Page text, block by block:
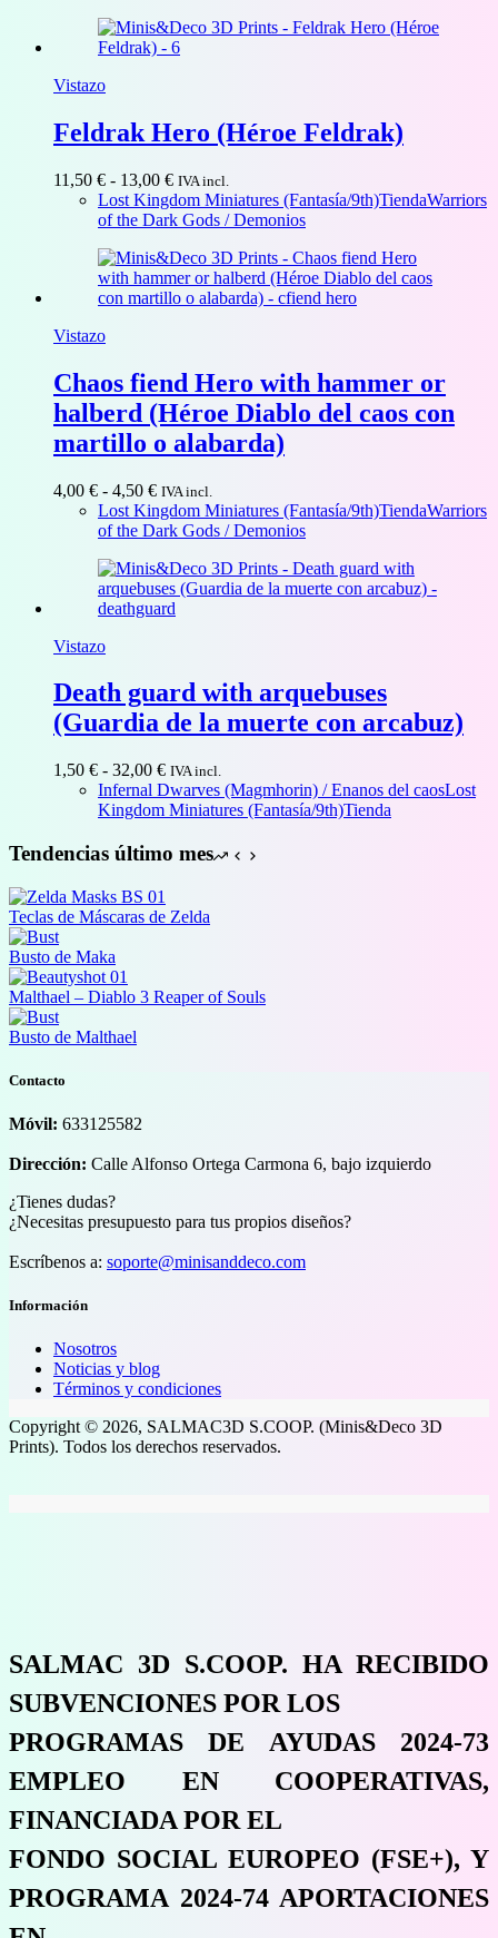
42,00 €
hasta
Vistazo
Feldrak Hero (Héroe Feldrak)
11,50 € - 13,00 €Rango
de
precios:
11,50 €
hasta
13,00 €
IVA incl.
Lost Kingdom Miniatures (Fantasía/9th)TiendaWarriors
of the Dark Gods / Demonios
Vistazo
Chaos fiend Hero with hammer or
halberd (Héroe Diablo del caos con
martillo o alabarda)
4,00 € - 4,50 €Rango
de
precios:
4,00 €
hasta
4,50 €
IVA incl.
Lost Kingdom Miniatures (Fantasía/9th)TiendaWarriors
of the Dark Gods / Demonios
Vistazo
Death guard with arquebuses
(Guardia de la muerte con arcabuz)
1,50 € - 32,00 €Rango
de
precios:
1,50 €
IVA incl.
Infernal Dwarves (Magmhorin) / Enanos del caosLost
Kingdom Miniatures (Fantasía/9th)Tienda
Tendencias último mes
Teclas de Máscaras de Zelda
Busto de Maka
Malthael – Diablo 3 Reaper of Souls
Busto de Malthael
Contacto
Móvil: 633125582
Dirección: Calle Alfonso Ortega Carmona 6, bajo izquierdo
¿Tienes dudas?
¿Necesitas presupuesto para tus propios diseños?
Escríbenos a: soporte@minisanddeco.com
Información
Nosotros
Noticias y blog
Términos y condiciones
Copyright © 2026, SALMAC3D S.COOP. (Minis&Deco 3D
Prints). Todos los derechos reservados.
SALMAC 3D S.COOP. HA RECIBIDO
SUBVENCIONES POR LOS
PROGRAMAS DE AYUDAS 2024-73
EMPLEO EN COOPERATIVAS,
FINANCIADA POR EL
FONDO SOCIAL EUROPEO (FSE+), Y
PROGRAMA 2024-74 APORTACIONES